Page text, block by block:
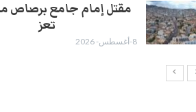
مقتل إمام جامع برصاص
تعز
8-أغسطس- 2026